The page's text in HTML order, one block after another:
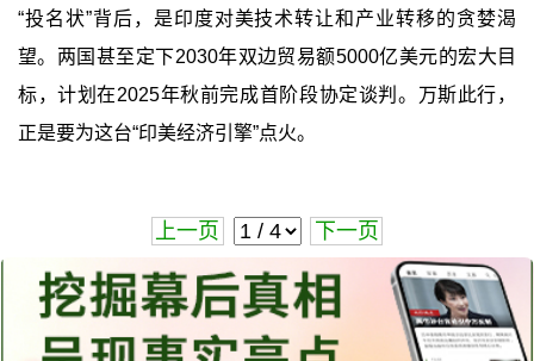
“投名状”背后，是印度对美技术转让和产业转移的贪婪渴
望。两国甚至定下2030年双边贸易额5000亿美元的宏大目
标，计划在2025年秋前完成首阶段协定谈判。万斯此行，
正是要为这台“印美经济引擎”点火。
上一页 下一页